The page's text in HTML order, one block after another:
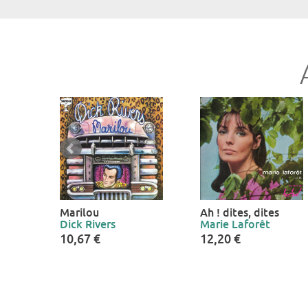
Marilou
Dick Rivers
10,67 €
Ah ! dites, dites
Marie Laforêt
12,20 €